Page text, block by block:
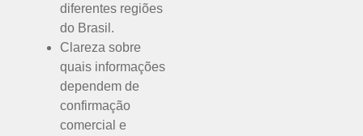
diferentes regiões
do Brasil.
Clareza sobre
quais informações
dependem de
confirmação
comercial e